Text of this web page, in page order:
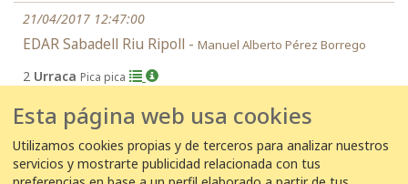
21/04/2017 12:47:00
EDAR Sabadell Riu Ripoll - Manuel Alberto Pérez Borrego
2 Urraca Pica pica
21/04/2017 12:00:00
EDAR Sabadell Riu Ripoll -Juan Manuel Jiménez Cano
Esta página web usa cookies
Utilizamos cookies propias y de terceros para analizar nuestros
servicios y mostrarte publicidad relacionada con tus